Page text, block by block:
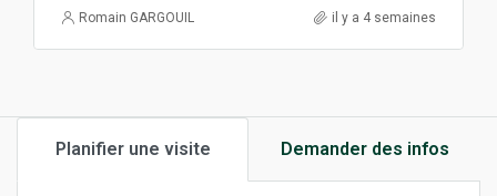
Romain GARGOUIL il y a 4 semaines
Planifier une visite Demander des infos